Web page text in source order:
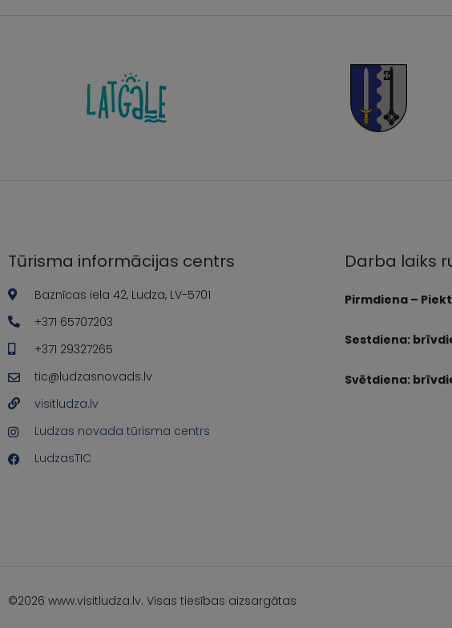
Tūrisma informācijas centrs
Baznīcas iela 42, Ludza, LV-5701
+371 65707203
+371 29327265
tic@ludzasnovads.lv
visitludza.lv
Ludzas novada tūrisma centrs
LudzasTIC
Darba laiks
Pirmdiena –
Sestdiena:
Svētdiena:
©2026 www.visitludza.lv. Visas tiesības aizsargātas